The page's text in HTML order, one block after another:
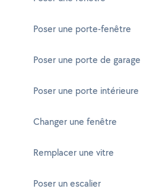
Poser une porte-fenêtre
Poser une porte de garage
Poser une porte intérieure
Changer une fenêtre
Remplacer une vitre
Poser un escalier